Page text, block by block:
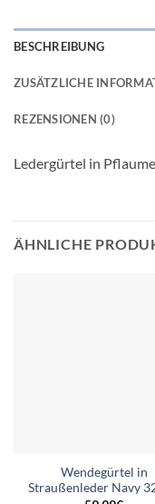
BESCHREIBUNG
ZUSÄTZLICHE
REZENSIONEN (0)
Ledergürtel in
ÄHNLICHE
Wendegürtel in
Straußenleder Navy